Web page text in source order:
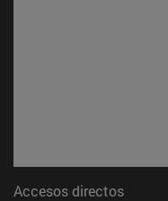
Accesos directos